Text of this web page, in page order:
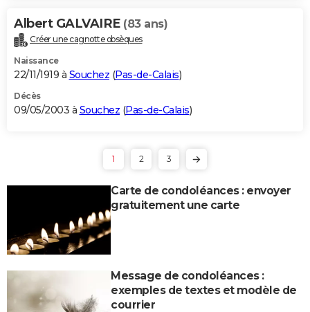
Albert GALVAIRE (83 ans)
Créer une cagnotte obsèques
Naissance
22/11/1919 à Souchez (Pas-de-Calais)
Décès
09/05/2003 à Souchez (Pas-de-Calais)
1 2 3
Carte de condoléances : envoyer
gratuitement une carte
Message de condoléances :
exemples de textes et modèle de
courrier